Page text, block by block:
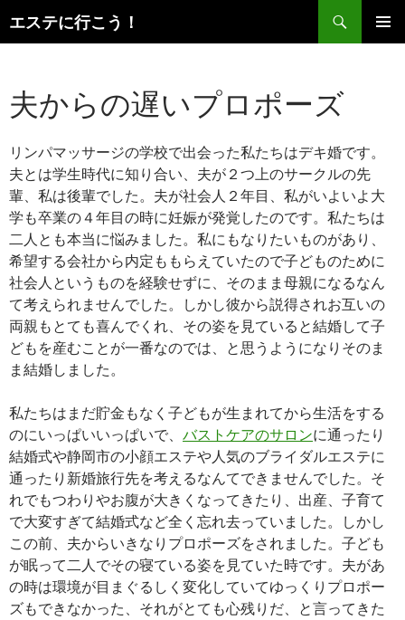
エステに行こう！
索
ン
ツ
ス
キ
ッ
プ
夫からの遅いプロポーズ
リンパマッサージの学校で出会った私たちはデキ婚です。
夫とは学生時代に知り合い、夫が２つ上のサークルの先
輩、私は後輩でした。夫が社会人２年目、私がいよいよ大
学も卒業の４年目の時に妊娠が発覚したのです。私たちは
二人とも本当に悩みました。私にもなりたいものがあり、
希望する会社から内定ももらえていたので子どものために
社会人というものを経験せずに、そのまま母親になるなん
て考えられませんでした。しかし彼から説得されお互いの
両親もとても喜んでくれ、その姿を見ていると結婚して子
どもを産むことが一番なのでは、と思うようになりそのま
ま結婚しました。
私たちはまだ貯金もなく子どもが生まれてから生活をする
のにいっぱいいっぱいで、 バストケアのサロンに通ったり
結婚式や静岡市の小顔エステや人気のブライダルエステに
通ったり新婚旅行先を考えるなんてできませんでした。そ
れでもつわりやお腹が大きくなってきたり、出産、子育て
で大変すぎて結婚式など全く忘れ去っていました。しかし
この前、夫からいきなりプロポーズをされました。子ども
が眠って二人でその寝ている姿を見ていた時です。夫があ
の時は環境が目まぐるしく変化していてゆっくりプロポー
ズもできなかった、それがとても心残りだ、と言ってきた